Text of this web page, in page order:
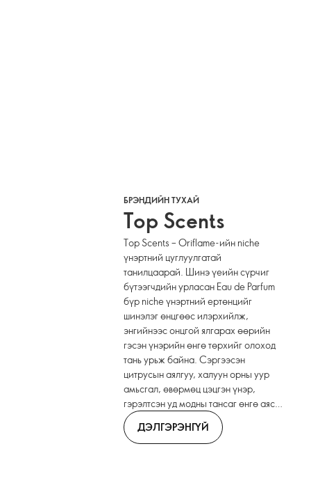
БРЭНДИЙН ТУХАЙ
Top Scents
Top Scents – Oriflame-ийн niche
үнэртний цуглуулгатай
танилцаарай. Шинэ үеийн сүрчиг
бүтээгчдийн урласан Eau de Parfum
бүр niche үнэртний ертөнцийг
шинэлэг өнцгөөс илэрхийлж,
энгийнээс онцгой ялгарах өөрийн
гэсэн үнэрийн өнгө төрхийг олоход
тань урьж байна. Сэргээсэн
цитрусын аялгуу, халуун орны уур
амьсгал, өвөрмөц цэцгэн үнэр,
гэрэлтсэн уд модны тансаг өнгө аяс
гээд бүтээл бүр өөрийн гэсэн
өвөрмөц зан чанартай. Цуглуулгыг
бүрэн судалж, өөрийн үнэртний
ДЭЛГЭРЭНГҮЙ